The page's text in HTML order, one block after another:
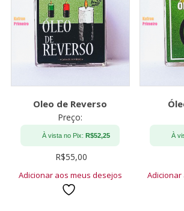
Oleo de Reverso
Preço:
À vista no Pix: R$52,25
R$55,00
Adicionar aos meus desejos
À